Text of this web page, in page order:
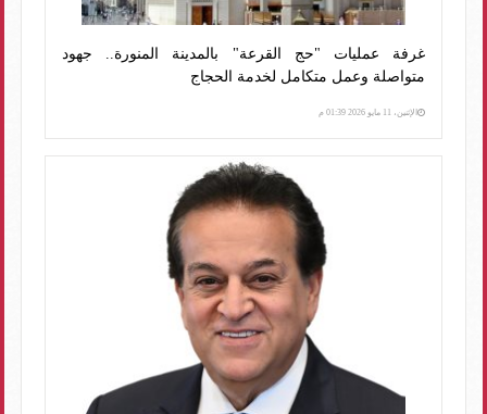
غرفة عمليات "حج القرعة" بالمدينة المنورة.. جهود
متواصلة وعمل متكامل لخدمة الحجاج
الإثنين، 11 مايو 2026 01:39 م